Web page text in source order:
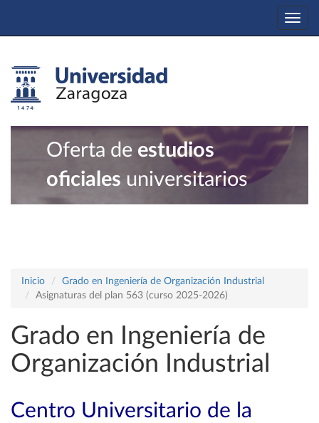
Oferta de estudios
oficiales universitarios
Inicio
Grado en Ingeniería de Organización Industrial
Asignaturas del plan 563 (curso 2025-2026)
Grado en Ingeniería de
Organización Industrial
Centro Universitario de la